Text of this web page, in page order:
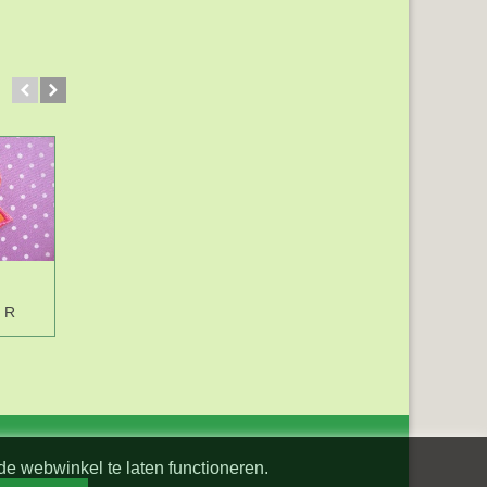
R
webwinkel te laten functioneren.